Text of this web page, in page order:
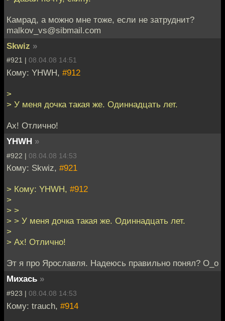
Камрад, а можно мне тоже, если не затруднит?
malkov_vs@sibmail.com
Skwiz »
#921 | 08.04.08 14:51
Кому: YHWH, #912
>
> У меня дочка такая же. Одиннадцать лет.
Ах! Отлично!
YHWH »
#922 | 08.04.08 14:53
Кому: Skwiz, #921
> Кому: YHWH, #912
>
> >
> > У меня дочка такая же. Одиннадцать лет.
>
> Ах! Отлично!
Эт я про Ярославля. Надеюсь правильно понял? О_о
Михась »
#923 | 08.04.08 14:53
Кому: trauch, #914